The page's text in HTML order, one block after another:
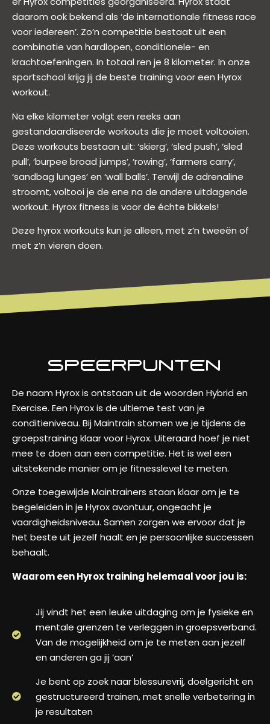
daarom ook bekend als ‘de internationale fitness race
voor iedereen’. Zo’n competitie bestaat uit een
combinatie van hardlopen, conditionele- en
krachtoefeningen. In totaal ren je 8 kilometer. In onze
sportschool krijg jij de beste training voor een Hyrox
workout.
Na elke kilometer volgt een reeks aan
gestandaardiseerde workouts die je moet voltooien.
Deze workouts bestaan uit: ‘skierg’, ‘sled push’, ‘sled
pull’, ‘burpee broad jumps’, ‘rowing’, ‘farmers carry’,
‘sandbag lunges’ en ‘wall balls’. Terwijl de adrenaline
stroomt, voltooi je de ene na de andere uitdagende
workout. Hyrox fitness is voor de échte bikkels!
Deze hyrox workouts kun je alleen, met z’n tweeën of
met z’n vieren doen.
SPEERPUNTEN
De naam Hyrox is ontstaan uit de woorden Hybrid en
Exercise. Een Hyrox is de ultieme test van je
conditieniveau. Bij Maintrain stomen we je tijdens de
groepstraining klaar voor Hyrox. Uiteraard hoef je niet
mee te doen aan een competitie. Het is wel een
uitstekende manier om je fitnesslevel te meten.
Onze toegewijde Maintrainers staan klaar om je te
begeleiden in je Hyrox avontuur, ongeacht je
vaardigheidsniveau. Samen zorgen we ervoor dat je
het beste uit jezelf haalt en je persoonlijke successen
behaalt.
Waarom een Hyrox training helemaal voor jou is:
Jij vindt het een leuke uitdaging om je fysieke en
mentale grenzen te verleggen in groepsverband.
Van de mogelijkheid om je te meten aan jezelf
en anderen ga jij ‘aan’
Je bent op zoek naar blessurevrij, doelgericht en
gestructureerd trainen, met snelle verbetering in
je resultaten